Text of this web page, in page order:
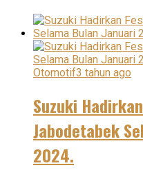
Otomotif3 tahun ago
Suzuki
Jabodetabek
2024.